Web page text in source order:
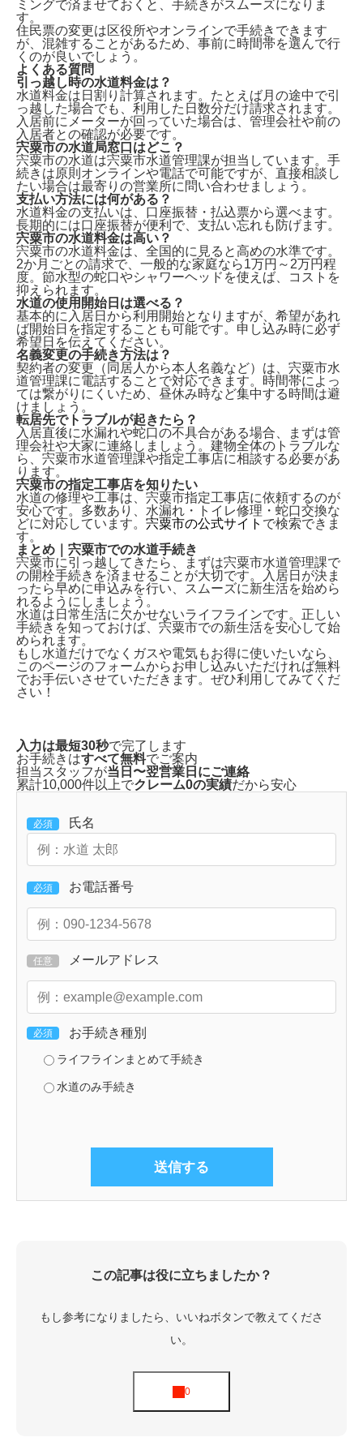
ミングで済ませておくと、手続きがスムーズになりま
す。
住民票の変更は区役所やオンラインで手続きできます
が、混雑することがあるため、事前に時間帯を選んで行
くのが良いでしょう。
よくある質問
引っ越し時の水道料金は？
水道料金は 日割り計算されます。たとえば月の途中で引
っ越した場合でも、利用した日数分だけ請求されます。
入居前にメーターが回っていた場合は、管理会社や前の
入居者との確認が必要です。
宍粟市の水道局窓口はどこ？
宍粟市の水道は宍粟市水道管理課が担当しています。手
続きは原則オンラインや電話で可能ですが、直接相談し
たい場合は最寄りの営業所に問い合わせましょう。
支払い方法には何がある？
水道料金の支払いは、 口座振替・払込票から選べます。
長期的には口座振替が便利で、支払い忘れも防げます。
宍粟市の水道料金は高い？
宍粟市の水道料金は、全国的に見ると高めの水準です。
2か月ごとの請求で、一般的な家庭なら1万円～2万円程
度。節水型の蛇口やシャワーヘッドを使えば、コストを
抑えられます。
水道の使用開始日は選べる？
基本的に入居日から利用開始となりますが、希望があれ
ば開始日を指定することも可能です。申し込み時に必ず
希望日を伝えてください。
名義変更の手続き方法は？
契約者の変更（同居人から本人名義など）は、 宍粟市水
道管理課に電話することで対応できます。時間帯によっ
ては繋がりにくいため、昼休み時など集中する時間は避
けましょう。
転居先でトラブルが起きたら？
入居直後に水漏れや蛇口の不具合がある場合、まずは管
理会社や大家に連絡しましょう。建物全体のトラブルな
ら、宍粟市水道管理課や指定工事店に相談する必要があ
ります。
宍粟市の指定工事店を知りたい
水道の修理や工事は、 宍粟市指定工事店に依頼するのが
安心です。多数あり、水漏れ・トイレ修理・蛇口交換な
どに対応しています。 宍粟市の公式サイト で検索できま
す。
まとめ｜宍粟市での水道手続き
宍粟市に引っ越してきたら、まずは宍粟市水道管理課で
の開栓手続き を済ませることが大切です。入居日が決ま
ったら早めに申込みを行い、スムーズに新生活を始めら
れるようにしましょう。
水道は日常生活に欠かせないライフラインです。正しい
手続きを知っておけば、宍粟市での新生活を安心して始
められます。
もし水道だけでなくガスや電気もお得に使いたいなら、
このページのフォームからお申し込みいただければ無料
でお手伝いさせていただきます。ぜひ利用してみてくだ
さい！
入力は最短30秒で完了します
お手続きはすべて無料でご案内
担当スタッフが当日〜翌営業日にご連絡
累計10,000件以上でクレーム0の実績だから安心
必須 氏名
必須 お電話番号
任意 メールアドレス
必須 お手続き種別
ライフラインまとめて手続き
水道のみ手続き
この記事は役に立ちましたか？
もし参考になりましたら、いいねボタンで教えてくださ
い。